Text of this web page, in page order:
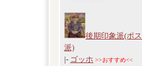
後期印象派(ポ
派)
|- ゴッホ >>おすすめ<<